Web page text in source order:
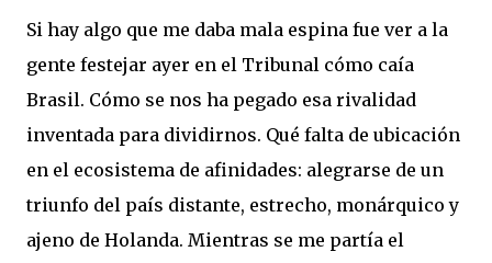
Si hay algo que me daba mala espina fue ver a la
gente festejar ayer en el Tribunal cómo caía
Brasil. Cómo se nos ha pegado esa rivalidad
inventada para dividirnos. Qué falta de ubicación
en el ecosistema de afinidades: alegrarse de un
triunfo del país distante, estrecho, monárquico y
ajeno de Holanda. Mientras se me partía el